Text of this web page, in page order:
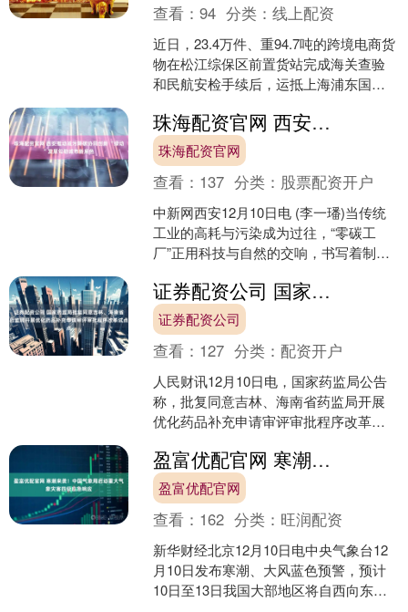
查看：94 分类：线上配资
近日，23.4万件、重94.7吨的跨境电商货
物在松江综保区前置货站完成海关查验
和民航安检手续后，运抵上海浦东国际
运航空CK20....
珠海配资官网 西安推动减污降碳协同创新 “绿动”发展勾勒城市新底色
珠海配资官网
查看： 137 分类： 股票配资开户
中新网西安12月10日电 (李一璠)当传统
工业的高耗与污染成为过往，“零碳工
厂”正用科技与自然的交响，书写着制造
列，阳光倾洒在....
证券配资公司 国家药监局批复同意吉林、海南省药监局开展优化药品补充申请审评审批程序改革试点
证券配资公司
查看： 127 分类：配资开户
人民财讯12月10日电，国家药监局公告
称，批复同意吉林、海南省药监局开展
优化药品补充申请审评审批程序改革试
盈富优配官网 寒潮来袭！中国气象局启动重大气象灾害四级应急响应
盈富优配官网
查看： 162 分类： 旺润配资
新华财经北京12月10日电中央气象台12
月10日发布寒潮、大风蓝色预警，预计
10日至13日我国大部地区将自西向东出